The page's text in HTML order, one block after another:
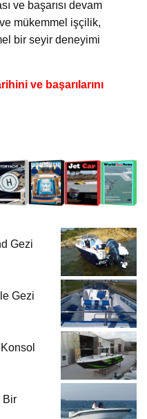
ve başarısı devam
mükemmel işçilik,
bir seyir deneyimi
ve başarılarını
Gezi
Gezi
Bir